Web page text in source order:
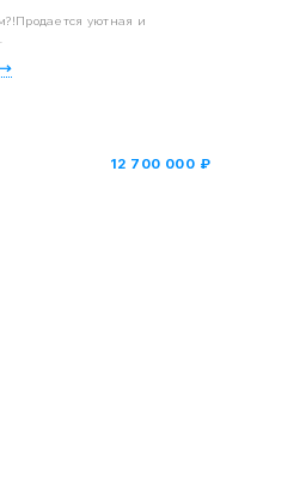
уютная и
12 700 000 ₽